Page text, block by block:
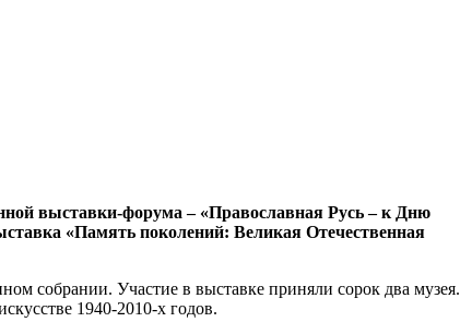
выставки-форума – «Православная Русь – к Дню
«Память поколений: Великая Отечественная
собрании. Участие в выставке приняли сорок два музея.
1940-2010-х годов.